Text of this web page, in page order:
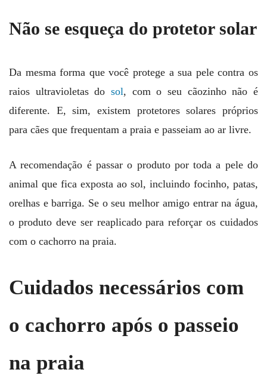
Não se esqueça do protetor solar
Da mesma forma que você protege a sua pele contra os
raios ultravioletas do sol, com o seu cãozinho não é
diferente. E, sim, existem protetores solares próprios
para cães que frequentam a praia e passeiam ao ar livre.
A recomendação é passar o produto por toda a pele do
animal que fica exposta ao sol, incluindo focinho, patas,
orelhas e barriga. Se o seu melhor amigo entrar na água,
o produto deve ser reaplicado para reforçar os cuidados
com o cachorro na praia.
Cuidados necessários com
o cachorro após o passeio
na praia